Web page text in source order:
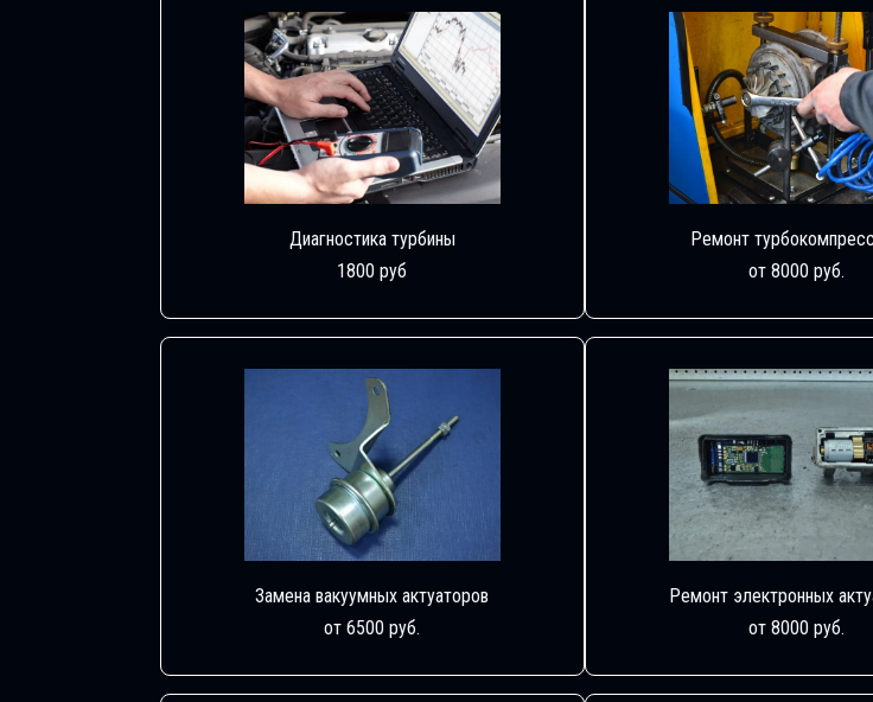
Диагностика турбины
1800 руб
Ремонт
от 8000 руб.
Замена вакуумных актуаторов
от 6500 руб.
Ремонт электронных
от 8000 руб.